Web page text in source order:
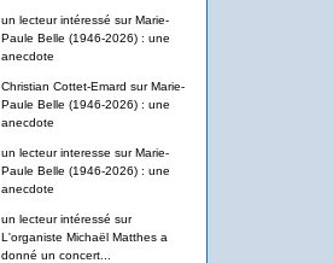
un lecteur intéressé surMarie-
Paule Belle (1946-2026) : une
anecdote
Christian Cottet-Emard surMarie-
Paule Belle (1946-2026) : une
anecdote
un lecteur interesse surMarie-
Paule Belle (1946-2026) : une
anecdote
un lecteur intéressé sur
L'organiste Michaël Matthes a
donné un concert...